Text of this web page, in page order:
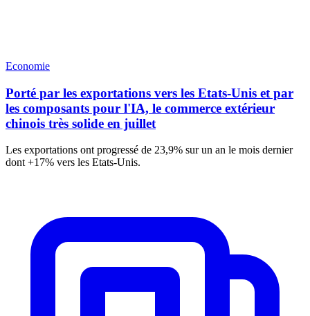
Economie
Porté par les exportations vers les Etats-Unis et par
les composants pour l'IA, le commerce extérieur
chinois très solide en juillet
Les exportations ont progressé de 23,9% sur un an le mois dernier
dont +17% vers les Etats-Unis.